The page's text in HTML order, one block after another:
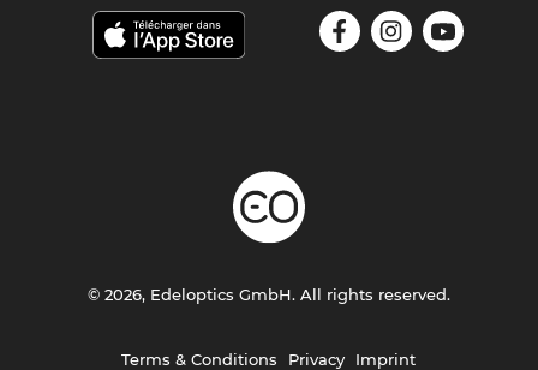
Terms & Conditions Privacy Imprint
© 2026, Edeloptics GmbH. All rights reserved.